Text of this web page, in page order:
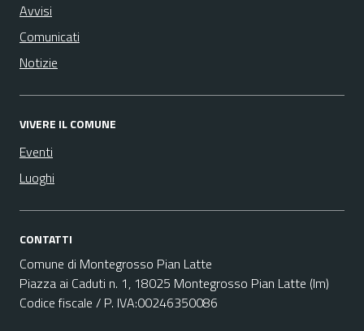
Avvisi
Comunicati
Notizie
VIVERE IL COMUNE
Eventi
Luoghi
CONTATTI
Comune di Montegrosso Pian Latte
Piazza ai Caduti n. 1, 18025 Montegrosso Pian Latte (Im)
Codice fiscale / P. IVA:00246350086